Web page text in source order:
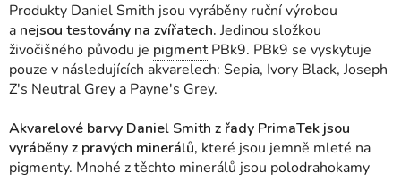
Produkty Daniel Smith jsou vyráběny ruční výrobou
a nejsou testovány na zvířatech. Jedinou složkou
živočišného původu je pigmentPBk9. PBk9 se vyskytuje
pouze v následujících akvarelech: Sepia, Ivory Black, Joseph
Z's Neutral Grey a Payne's Grey.
Akvarelové barvy Daniel Smith z řady PrimaTek jsou
vyráběny z pravých minerálů, které jsou jemně mleté na
pigmenty. Mnohé z těchto minerálů jsou polodrahokamy